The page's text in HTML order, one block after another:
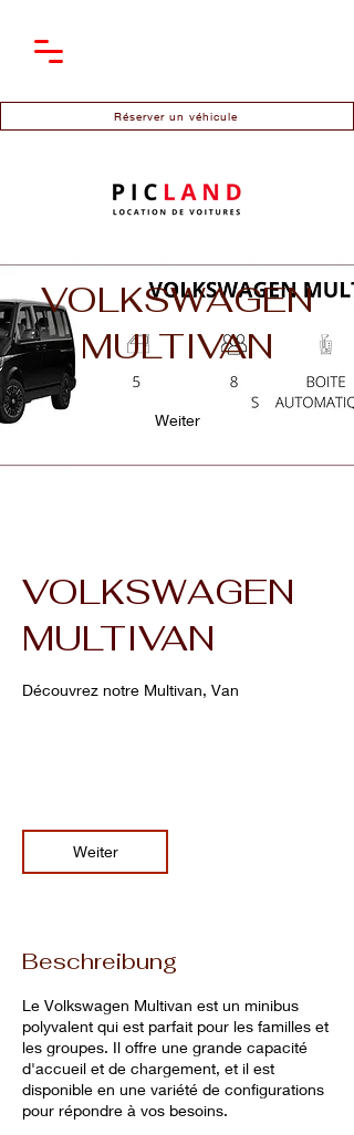
Réserver un véhicule
VOLKSWAGEN
MULTIVAN
Weiter
VOLKSWAGEN
MULTIVAN
Découvrez notre Multivan, Van
Weiter
Beschreibung
Le Volkswagen Multivan est un minibus
polyvalent qui est parfait pour les familles et
les groupes. Il offre une grande capacité
d'accueil et de chargement, et il est
disponible en une variété de configurations
pour répondre à vos besoins.